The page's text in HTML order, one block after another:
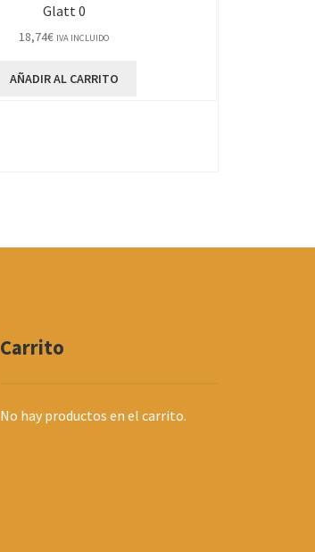
Glatt 0
18,74€ IVA INCLUIDO
AÑADIR AL CARRITO
Carrito
No hay productos en el carrito.